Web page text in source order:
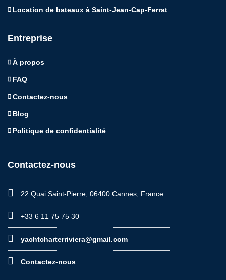
Location de bateaux à Saint-Jean-Cap-Ferrat
Entreprise
À propos
FAQ
Contactez-nous
Blog
Politique de confidentialité
Contactez-nous
22 Quai Saint-Pierre, 06400 Cannes, France
+33 6 11 75 75 30
yachtcharterriviera@gmail.com
Contactez-nous